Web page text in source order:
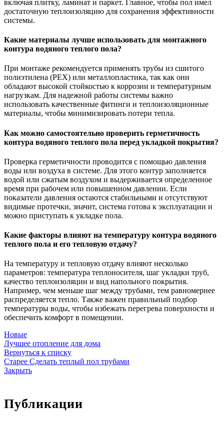
включая плитку, ламинат и паркет. Главное, чтобы пол имел
достаточную теплоизоляцию для сохранения эффективности
системы.
Какие материалы лучше использовать для монтажного
контура водяного теплого пола?
При монтаже рекомендуется применять трубы из сшитого
полиэтилена (PEX) или металлопластика, так как они
обладают высокой стойкостью к коррозии и температурным
нагрузкам. Для надежной работы системы важно
использовать качественные фитинги и теплоизоляционные
материалы, чтобы минимизировать потери тепла.
Как можно самостоятельно проверить герметичность
контура водяного теплого пола перед укладкой покрытия?
Проверка герметичности проводится с помощью давления
воды или воздуха в системе. Для этого контур заполняется
водой или сжатым воздухом и выдерживается определенное
время при рабочем или повышенном давлении. Если
показатели давления остаются стабильными и отсутствуют
видимые протечки, значит, система готова к эксплуатации и
можно приступать к укладке пола.
Какие факторы влияют на температуру контура водяного
теплого пола и его тепловую отдачу?
На температуру и тепловую отдачу влияют несколько
параметров: температура теплоносителя, шаг укладки труб,
качество теплоизоляции и вид напольного покрытия.
Например, чем меньше шаг между трубами, тем равномернее
распределяется тепло. Также важен правильный подбор
температуры воды, чтобы избежать перегрева поверхности и
обеспечить комфорт в помещении.
Новые
Лучшее отопление для дома
Вернуться к списку
Старее Сделать теплый пол трубами
Закрыть
Публикации